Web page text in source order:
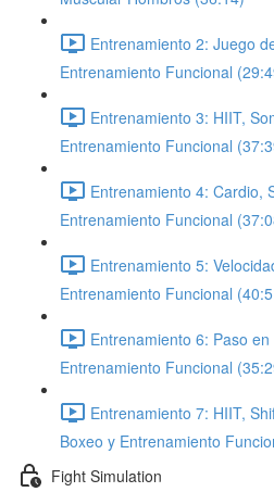
Entrenamiento 2: Juego
Entrenamiento Funcional
Entrenamiento 3: HIIT,
Entrenamiento Funcional
Entrenamiento 4: Cardio,
Entrenamiento Funcional
Entrenamiento 5:
Entrenamiento Funcional
Entrenamiento 6: Paso
Entrenamiento Funcional
Entrenamiento 7: HIIT,
Boxeo y Entrenamiento
Fight Simulation